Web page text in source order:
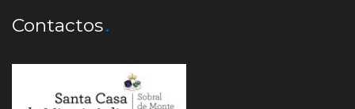
Contactos